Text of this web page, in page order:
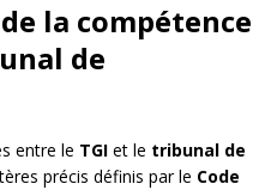
la compétence
de
entre le TGI et le tribunal de
précis définis par le Code